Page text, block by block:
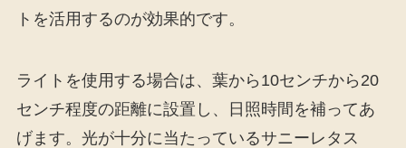
トを活用するのが効果的です。
ライトを使用する場合は、葉から10センチから20
センチ程度の距離に設置し、日照時間を補ってあ
げます。光が十分に当たっているサニーレタス